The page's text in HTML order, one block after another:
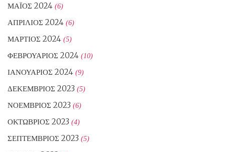
ΜΆΙΟΣ 2024 (6)
ΑΠΡΊΛΙΟΣ 2024 (6)
ΜΆΡΤΙΟΣ 2024 (5)
ΦΕΒΡΟΥΆΡΙΟΣ 2024 (10)
ΙΑΝΟΥΆΡΙΟΣ 2024 (9)
ΔΕΚΈΜΒΡΙΟΣ 2023 (5)
ΝΟΈΜΒΡΙΟΣ 2023 (6)
ΟΚΤΏΒΡΙΟΣ 2023 (4)
ΣΕΠΤΈΜΒΡΙΟΣ 2023 (5)